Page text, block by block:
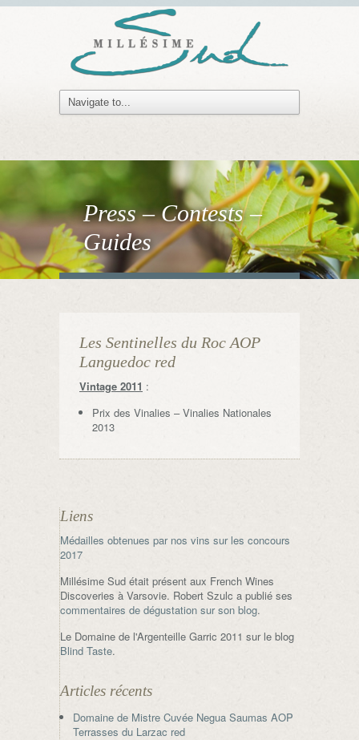
Press – Contests –
Guides
Les Sentinelles du Roc AOP
Languedoc red
Vintage 2011 :
Prix des Vinalies – Vinalies Nationales
2013
Liens
Médailles obtenues par nos vins sur les concours
2017
Millésime Sud était présent aux French Wines
Discoveries à Varsovie. Robert Szulc a publié ses
commentaires de dégustation sur son blog.
Le Domaine de l'Argenteille Garric 2011 sur le blog
Blind Taste.
Articles récents
Domaine de Mistre Cuvée Negua Saumas AOP
Terrasses du Larzac red